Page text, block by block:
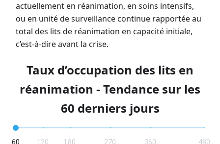
actuellement en réanimation, en soins intensifs,
ou en unité de surveillance continue rapportée au
total des lits de réanimation en capacité initiale,
c’est-à-dire avant la crise.
Taux d’occupation des lits en
réanimation - Tendance sur les
60 derniers jours
60 120 180 270 360 480